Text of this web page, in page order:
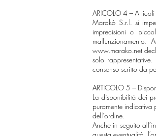
ARICOLO 4 –
Marakò S.r.l. si
imprecisioni o
www.marako.net
solo
consenso scritto da
ARTICOLO 5 –
La disponibilità dei
puramente indicativa
dell’ordine.
Anche in seguito